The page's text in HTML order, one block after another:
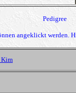
Pedigree
angeklickt werden.
Kim